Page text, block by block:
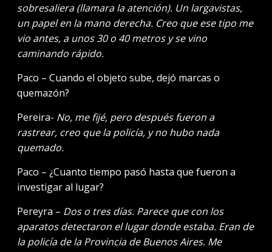
sobresaliera (llamara la atención). Un largavistas,
un papel en la mano derecha. Creo que ese tipo me
vio antes, a unos 30 o 40 metros y se vino
caminando rápido.
Paco – Cuando el objeto sube, dejó marcas o
quemazón?
Pereira- No, me fijé, pero después fueron a
rastrear, creo que la policía, y no hubo nada
quemado.
Paco – ¿Cuanto tiempo pasó hasta que fueron a
investigar al lugar?
Pereyra – Dos o tres días. Parece que con los
aparatos detectaron el lugar donde estaba. Eran de
la policía de la Provincia de Buenos Aires. Me